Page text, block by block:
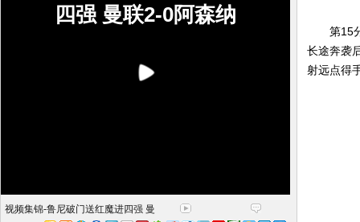
四强 曼联2-0阿森纳
视频集锦-鲁尼破门送红魔进四强 曼
第15分
长途奔袭
射远点得